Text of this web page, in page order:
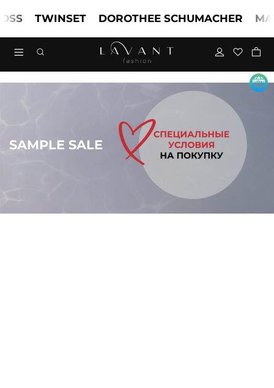
TWINSET DOROTHEE SCHUMACHER
SAMPLE SALE